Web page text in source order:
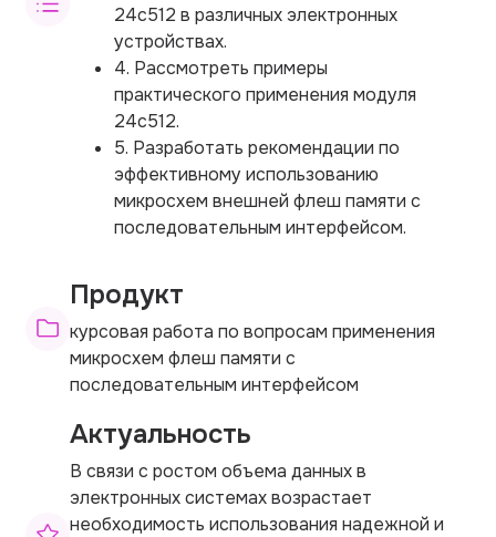
24c512 в различных электронных
устройствах.
4. Рассмотреть примеры
практического применения модуля
24c512.
5. Разработать рекомендации по
эффективному использованию
микросхем внешней флеш памяти с
последовательным интерфейсом.
Продукт
курсовая работа по вопросам применения
микросхем флеш памяти с
последовательным интерфейсом
Актуальность
В связи с ростом объема данных в
электронных системах возрастает
необходимость использования надежной и